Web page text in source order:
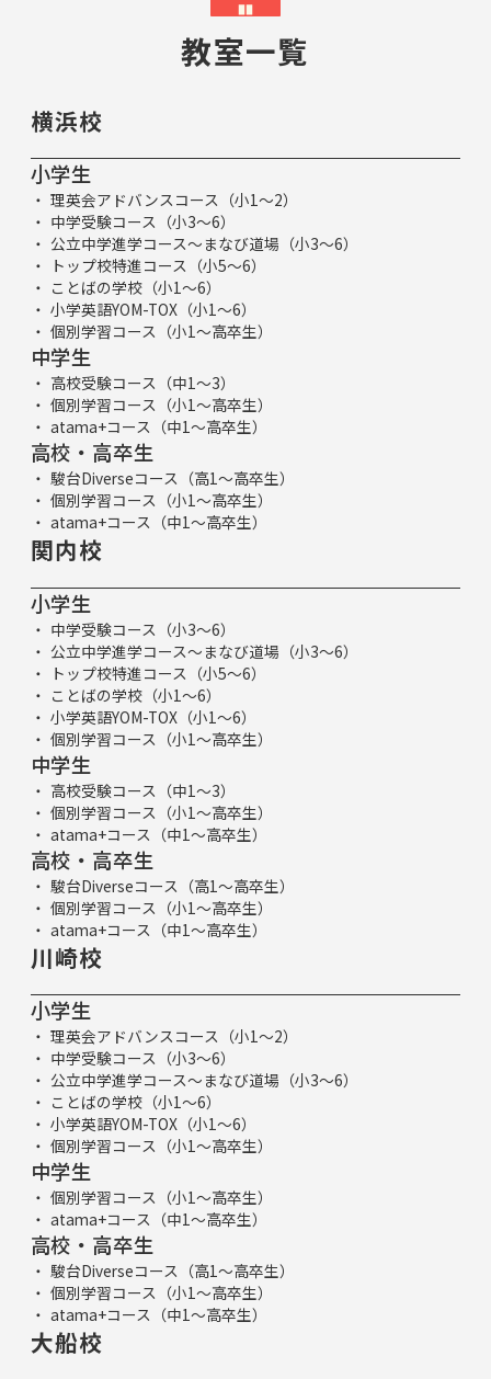
教室一覧
横浜校
小学生
理英会アドバンスコース（小1～2）
中学受験コース（小3～6）
公立中学進学コース～まなび道場（小3～6）
トップ校特進コース（小5～6）
ことばの学校（小1～6）
小学英語YOM-TOX（小1～6）
個別学習コース（小1～高卒生）
中学生
高校受験コース（中1～3）
個別学習コース（小1～高卒生）
atama+コース（中1～高卒生）
高校・高卒生
駿台Diverseコース（高1～高卒生）
個別学習コース（小1～高卒生）
atama+コース（中1～高卒生）
関内校
小学生
中学受験コース（小3～6）
公立中学進学コース～まなび道場（小3～6）
トップ校特進コース（小5～6）
ことばの学校（小1～6）
小学英語YOM-TOX（小1～6）
個別学習コース（小1～高卒生）
中学生
高校受験コース（中1～3）
個別学習コース（小1～高卒生）
atama+コース（中1～高卒生）
高校・高卒生
駿台Diverseコース（高1～高卒生）
個別学習コース（小1～高卒生）
atama+コース（中1～高卒生）
川崎校
小学生
理英会アドバンスコース（小1～2）
中学受験コース（小3～6）
公立中学進学コース～まなび道場（小3～6）
ことばの学校（小1～6）
小学英語YOM-TOX（小1～6）
個別学習コース（小1～高卒生）
中学生
個別学習コース（小1～高卒生）
atama+コース（中1～高卒生）
高校・高卒生
駿台Diverseコース（高1～高卒生）
個別学習コース（小1～高卒生）
atama+コース（中1～高卒生）
大船校